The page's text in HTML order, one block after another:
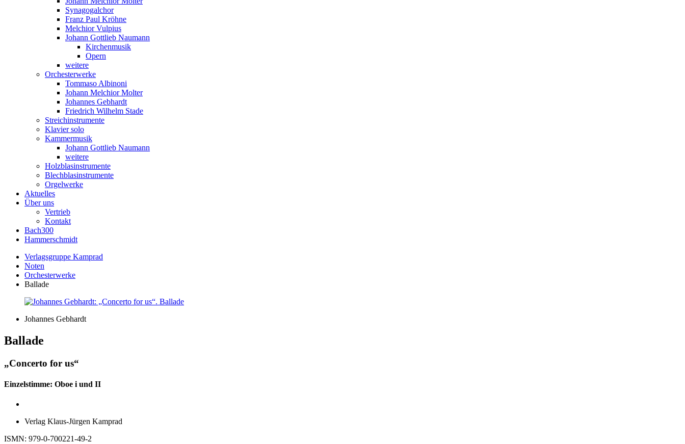
Synagogalchor
Franz Paul Kröhne
Melchior Vulpius
Johann Gottlieb Naumann
Kirchenmusik
Opern
weitere
Orchesterwerke
Tommaso Albinoni
Johann Melchior Molter
Johannes Gebhardt
Friedrich Wilhelm Stade
Streichinstrumente
Klavier solo
Kammermusik
Johann Gottlieb Naumann
weitere
Holzblasinstrumente
Blechblasinstrumente
Orgelwerke
Aktuelles
Über uns
Vertrieb
Kontakt
Bach300
Hammerschmidt
Verlagsgruppe Kamprad
Noten
Orchesterwerke
Ballade
Johannes Gebhardt
Ballade
„Concerto for us“
Einzelstimme: Oboe i und II
Verlag Klaus-Jürgen Kamprad
ISMN: 979-0-700221-49-2